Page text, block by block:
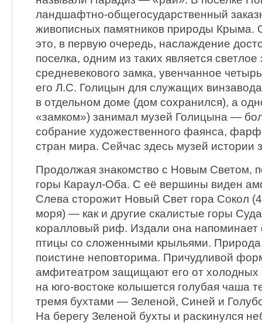
ландшафтно-общегосударственный
живописных памятников природы Крыма.
это, в первую очередь, наслаждение
поселка, одним из таких является
средневекового замка, увенчанное
его Л.С. Голицын для служащих
в отдельном доме (дом сохранился), а
«замком») занимал музей Голицына —
собрание художественного фаянса,
стран мира. Сейчас здесь музей истории
Продолжая знакомство с Новым Светом,
горы Караул-Оба. С её вершины виден
Слева сторожит Новый Свет гора Сокол
моря) — как и другие скалистые горы
коралловый риф. Издали она напоминает
птицы со сложенными крыльями.
поистине неповторима. Причудливой
амфитеатром защищают его от холодных
на юго-востоке колышется голубая чаша
тремя бухтами — Зеленой, Синей и
На берегу Зеленой бухты и раскинулся